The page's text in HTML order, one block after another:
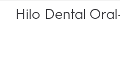
Hilo Dental